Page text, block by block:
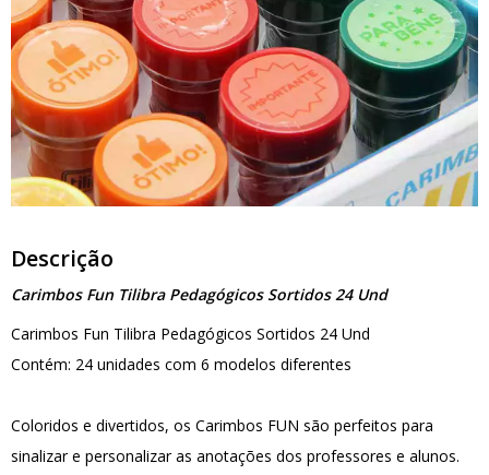
Descrição
Carimbos Fun Tilibra Pedagógicos Sortidos 24 Und
Carimbos Fun Tilibra Pedagógicos Sortidos 24 Und
Contém: 24 unidades com 6 modelos diferentes
Coloridos e divertidos, os Carimbos FUN são perfeitos para
sinalizar e personalizar as anotações dos professores e alunos.